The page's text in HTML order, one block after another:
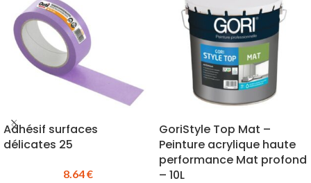
Adhésif surfaces
délicates 25
8.64€
GoriStyle Top Mat –
Peinture acrylique haute
performance Mat profond
– 10L